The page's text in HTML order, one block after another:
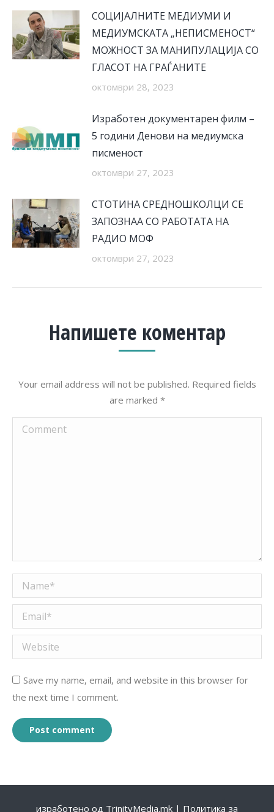
СОЦИЈАЛНИТЕ МЕДИУМИ И
МЕДИУМСКАТА „НЕПИСМЕНОСТ“
МОЖНОСТ ЗА МАНИПУЛАЦИЈА СО
ГЛАСОТ НА ГРАЃАНИТЕ
октомври 28, 2023
Изработен документарен филм –
5 години Денови на медиумска
писменост
октомври 27, 2023
СТОТИНА СРЕДНОШКОЛЦИ СЕ
ЗАПОЗНАА СО РАБОТАТА НА
РАДИО МОФ
октомври 27, 2023
Напишете коментар
Your email address will not be published. Required fields
are marked *
Comment
Name *
Email *
Website
Save my name, email, and website in this browser for
the next time I comment.
Post comment
изработено од TrinityMedia.mk | Политика за